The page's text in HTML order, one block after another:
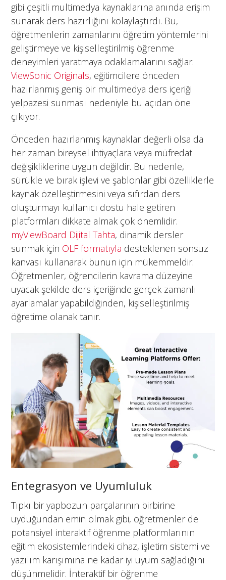
gibi çeşitli multimedya kaynaklarına anında erişim
sunarak ders hazırlığını kolaylaştırdı. Bu,
öğretmenlerin zamanlarını öğretim yöntemlerini
geliştirmeye ve kişiselleştirilmiş öğrenme
deneyimleri yaratmaya odaklamalarını sağlar.
ViewSonic Originals, eğitimcilere önceden
hazırlanmış geniş bir multimedya ders içeriği
yelpazesi sunması nedeniyle bu açıdan öne
çıkıyor.
Önceden hazırlanmış kaynaklar değerli olsa da
her zaman bireysel ihtiyaçlara veya müfredat
değişikliklerine uygun değildir. Bu nedenle,
sürükle ve bırak işlevi ve şablonlar gibi özelliklerle
kaynak özelleştirmesini veya sıfırdan ders
oluşturmayı kullanıcı dostu hale getiren
platformları dikkate almak çok önemlidir.
myViewBoard Dijital Tahta, dinamik dersler
sunmak için OLF formatıyla desteklenen sonsuz
kanvası kullanarak bunun için mükemmeldir.
Öğretmenler, öğrencilerin kavrama düzeyine
uyacak şekilde ders içeriğinde gerçek zamanlı
ayarlamalar yapabildiğinden, kişiselleştirilmiş
öğretime olanak tanır.
Entegrasyon ve Uyumluluk
Tıpkı bir yapbozun parçalarının birbirine
uyduğundan emin olmak gibi, öğretmenler de
potansiyel interaktif öğrenme platformlarının
eğitim ekosistemlerindeki cihaz, işletim sistemi ve
yazılım karışımına ne kadar iyi uyum sağladığını
düşünmelidir. İnteraktif bir öğrenme